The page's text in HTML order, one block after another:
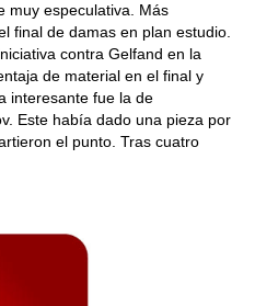
muy especulativa. Más
final de damas en plan estudio.
contra Gelfand en la
de material en el final y
interesante fue la de
Este había dado una pieza por
el punto. Tras cuatro